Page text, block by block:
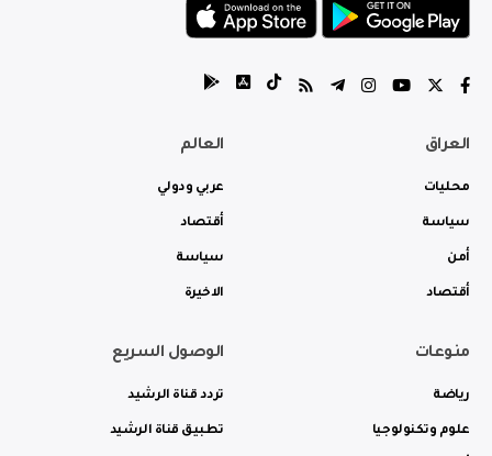
العراق
محليات
سياسة
أمن
أقتصاد
العالم
عربي ودولي
أقتصاد
سياسة
الاخيرة
منوعات
رياضة
علوم وتكنولوجيا
الوصول السريع
تردد قناة الرشيد
تطبيق قناة الرشيد